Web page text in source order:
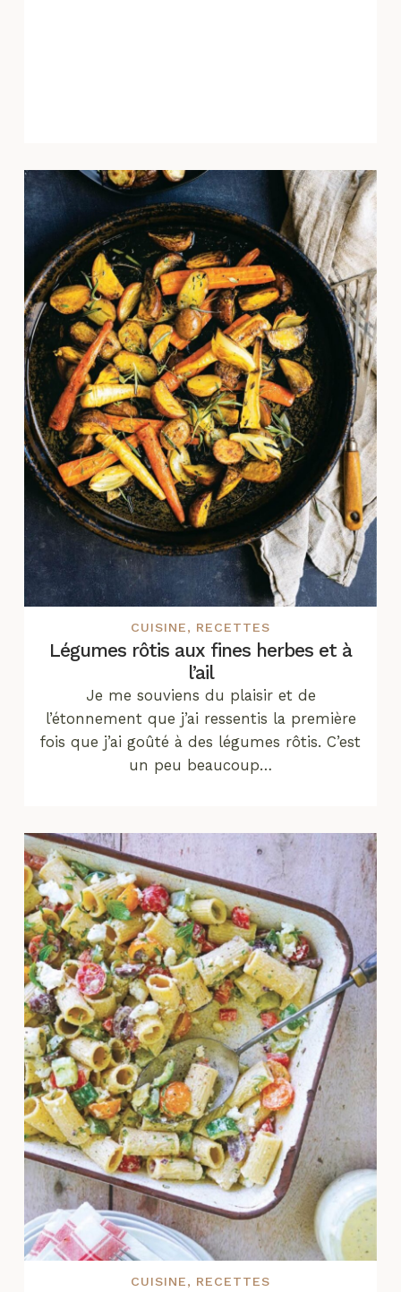
CUISINE, RECETTES
Légumes rôtis aux fines herbes et à
l’ail
Je me souviens du plaisir et de
l’étonnement que j’ai ressentis la première
fois que j’ai goûté à des légumes rôtis. C’est
un peu beaucoup…
CUISINE, RECETTES